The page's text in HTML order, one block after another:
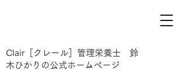
Clair［クレール］管理栄養士 鈴
木ひかりの公式ホームページ